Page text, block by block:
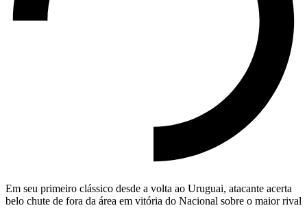
Em seu primeiro clássico desde a volta ao Uruguai, atacante acerta
belo chute de fora da área em vitória do Nacional sobre o maior rival